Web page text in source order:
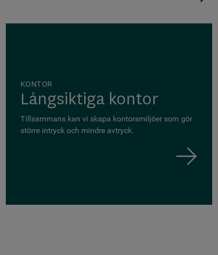
KONTOR
Långsiktiga kontor
Tillsammans kan vi skapa kontorsmiljöer som gör
större intryck och mindre avtryck.